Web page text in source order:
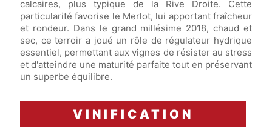
calcaires, plus typique de la Rive Droite. Cette
particularité favorise le Merlot, lui apportant fraîcheur
et rondeur. Dans le grand millésime 2018, chaud et
sec, ce terroir a joué un rôle de régulateur hydrique
essentiel, permettant aux vignes de résister au stress
et d'atteindre une maturité parfaite tout en préservant
un superbe équilibre.
VINIFICATION